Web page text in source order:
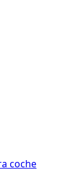
coche